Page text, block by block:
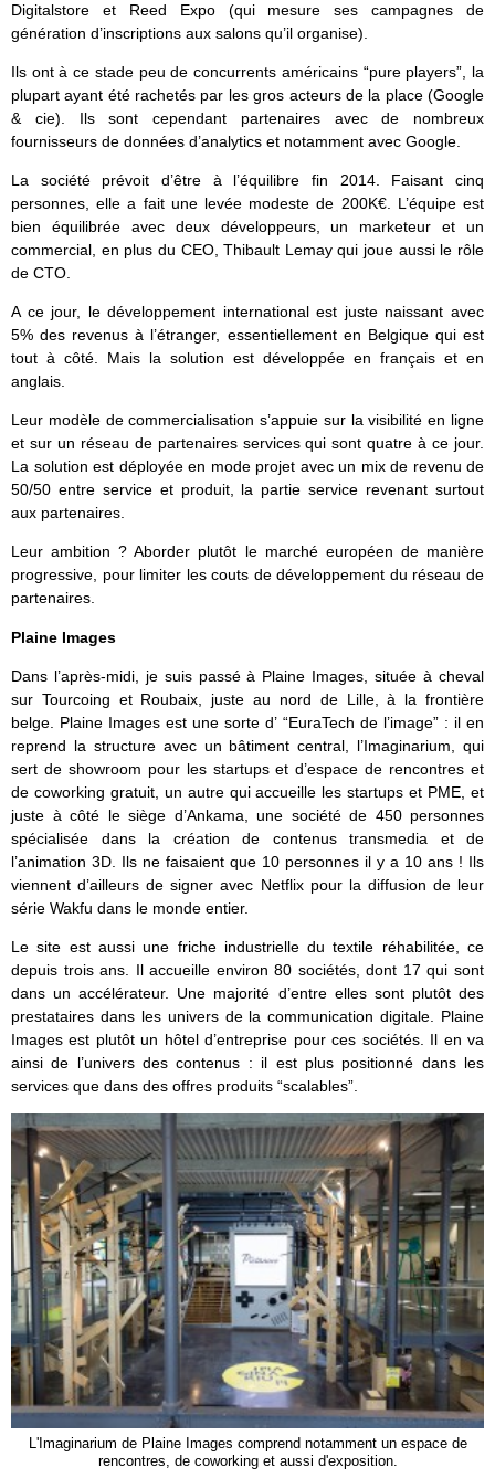
Digitalstore et Reed Expo (qui mesure ses campagnes de
génération d’inscriptions aux salons qu’il organise).
Ils ont à ce stade peu de concurrents américains “pure players”, la
plupart ayant été rachetés par les gros acteurs de la place (Google
& cie). Ils sont cependant partenaires avec de nombreux
fournisseurs de données d’analytics et notamment avec Google.
La société prévoit d’être à l’équilibre fin 2014. Faisant cinq
personnes, elle a fait une levée modeste de 200K€. L’équipe est
bien équilibrée avec deux développeurs, un marketeur et un
commercial, en plus du CEO, Thibault Lemay qui joue aussi le rôle
de CTO.
A ce jour, le développement international est juste naissant avec
5% des revenus à l’étranger, essentiellement en Belgique qui est
tout à côté. Mais la solution est développée en français et en
anglais.
Leur modèle de commercialisation s’appuie sur la visibilité en ligne
et sur un réseau de partenaires services qui sont quatre à ce jour.
La solution est déployée en mode projet avec un mix de revenu de
50/50 entre service et produit, la partie service revenant surtout
aux partenaires.
Leur ambition ? Aborder plutôt le marché européen de manière
progressive, pour limiter les couts de développement du réseau de
partenaires.
Plaine Images
Dans l’après-midi, je suis passé à Plaine Images, située à cheval
sur Tourcoing et Roubaix, juste au nord de Lille, à la frontière
belge. Plaine Images est une sorte d’ “EuraTech de l’image” : il en
reprend la structure avec un bâtiment central, l’Imaginarium, qui
sert de showroom pour les startups et d’espace de rencontres et
de coworking gratuit, un autre qui accueille les startups et PME, et
juste à côté le siège d’Ankama, une société de 450 personnes
spécialisée dans la création de contenus transmedia et de
l’animation 3D. Ils ne faisaient que 10 personnes il y a 10 ans ! Ils
viennent d’ailleurs de signer avec Netflix pour la diffusion de leur
série Wakfu dans le monde entier.
Le site est aussi une friche industrielle du textile réhabilitée, ce
depuis trois ans. Il accueille environ 80 sociétés, dont 17 qui sont
dans un accélérateur. Une majorité d’entre elles sont plutôt des
prestataires dans les univers de la communication digitale. Plaine
Images est plutôt un hôtel d’entreprise pour ces sociétés. Il en va
ainsi de l’univers des contenus : il est plus positionné dans les
services que dans des offres produits “scalables”.
L'Imaginarium de Plaine Images comprend notamment un espace de
rencontres, de coworking et aussi d'exposition.